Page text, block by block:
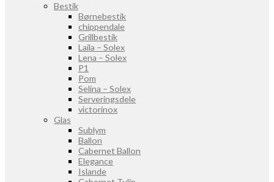
Bestik
Børnebestik
chippendale
Grillbestik
Laila – Solex
Lena – Solex
P1
Pom
Selina – Solex
Serveringsdele
victorinox
Glas
Sublym
Ballon
Cabernet Ballon
Elegance
Islande